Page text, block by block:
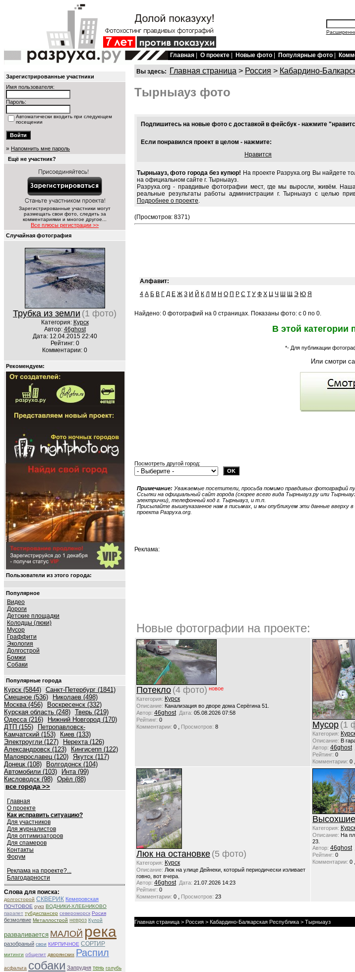
Главная О проекте Новые фото Популярные фото
Зарегистрированные участники
Имя пользователя:
Пароль:
Автоматически входить при следующем
посещении
» Напомнить мне пароль
Ещё не участник?
Зарегистрированные участники могут
размещать свои фото, следить за
комментариями и многое другое...
Все плюсы регистрации >>
Случайная фотография
Трубка из земли (1 фото)
Категория: Курск
Автор: 46ghost
Дата: 12.04.2015 22:40
Рейтинг: 0
Комментарии: 0
Рекомендуем:
Пользователи из этого города:
Популярное
Видео
Дороги
Детские площадки
Колодцы (люки)
Мусор
Граффити
Экология
Долгострой
Бомжи
Собаки
Популярные города
Курск (5844) Санкт-Петербург (1841)
Смешное (536)
Николаев (498)
Москва (456)
Воскресенск (332)
Курская область (248) Тверь (219)
Одесса (216)
Нижний Новгород (170)
ДТП (155)
Петропавловск-
Камчатский (153)
Киев (133)
Электроугли (127)
Нерехта (126)
Александровск (123)
Кингисепп (122)
Малоярославец (120) Якутск (117)
Донецк (108)
Волгодонск (104)
Автомобили (103)
Инта (99)
Кисловодск (98) Орёл (88)
все города >>
Главная
О проекте
Как исправить ситуацию?
Для участников
Для журналистов
Для оптимизаторов
Для спамеров
Контакты
Форум
Реклама на проекте?...
Благодарности
Слова для поиска:
долгосторой СКВЕРИК Кемеровская
ПОЧТОВОЕ оукз ВОДНИКИ-ХЛЕБНИКОВО
парапет тубдиспансер североморск Росия
безмолвие Металлострой невроз Кулой
разваливается МАЛОЙ река
разобраный свои КИРПИЧНОЕ СОРТИР
митинги общепит дворянских Распил
асфальта собаки Запрудня тень голубь
Вы здесь: Главная страница > Россия > Кабардино-
Тырныауз фото
Подпишитесь на новые фото с доставкой в фейсбук - нажмите
Если понравился проект в целом - нажмите:
Нравится
Тырныауз, фото города без купюр! На проекте Разруха.org Вы найдете
на официальном сайте г. Тырныауз.
Разруха.org - правдивые фотографии мест, где мы выросли, живём.
реальные результаты работы администрации г. Тырныауз с целью
Подробнее о проекте.
(Просмотров: 8371)
Алфавит:
4 А Б В Г Д Е Ж З И Й К Л М Н О П Р С Т У Ф Х Ц Ч Ш Щ Э Ю Я
Найдено: 0 фотографий на 0 страницах. Показаны фото: с 0 по 0.
В этой
*- Для публикации
Или смотри
Посмотреть другой город:
Примечание: Уважаемые посетители, просьба помимо правдивых фотографий
Ссылки на официальный сайт города (скорее всего вида Тырныауз.ру или
электрички), телефонный код г. Тырныауз, и т.п.
Присылайте вышеуказанное нам в письмах, и мы опубликуем эти данные вверху в
проекта Разруха.org.
Реклама:
Новые фотографии на проекте:
Потекло (4 фото) новое
Категория: Курск
Описание: Канализация во дворе дома Серёгина 51.
Автор: 46ghost Дата: 05.08.2026 07:58
Рейтинг: 0
Комментарии: 0 , Просмотров: 8 Мусор (1
Категория:
Описание: В
Автор: 46ghost
Рейтинг: 0
Комментарии: 0 ,
Люк на остановке (5 фото)
Категория: Курск
Описание: Люк на улице Дейнеки, который периодически изливает
говно, вот вчера.
Автор: 46ghost Дата: 21.07.2026 14:23
Рейтинг: 0
Комментарии: 0 , Просмотров: 23
Категория:
Описание: На
23.
Автор: 46ghost
Рейтинг: 0
Комментарии: 0 ,
Главная страница > Россия > Кабардино-Балкарская Республика > Тырныауз